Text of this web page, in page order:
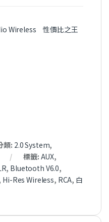
Wireless 性價比之王
類: 2.0 System,
標籤: AUX,
, Bluetooth V6.0,
Hi-Res Wireless, RCA, 白